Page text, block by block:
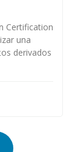
Certification
una
derivados